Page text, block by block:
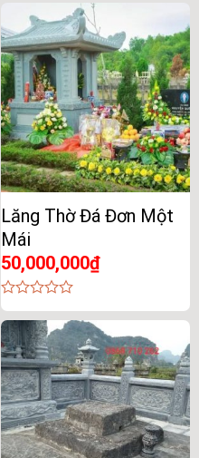
5
Lăng Thờ Đá Đơn Một
Mái
50,000,000₫
0
out
of
5